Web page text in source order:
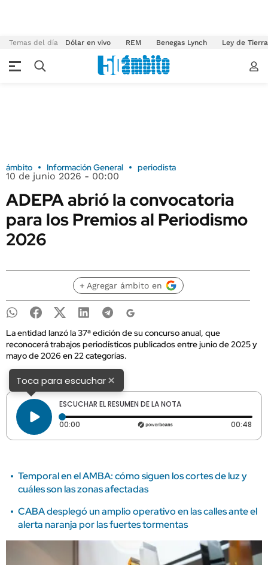
Temas del día Dólar en vivo REM Benegas Lynch Ley de
ámbito Información General periodista
10 de junio 2026 - 00:00
ADEPA abrió la convocatoria
para los Premios al Periodismo
2026
+ Agregar ámbito en
La entidad lanzó la 37ª edición de su concurso anual, que
reconocerá trabajos periodísticos publicados entre junio de 2025 y
mayo de 2026 en 22 categorías.
Toca para escuchar×
ESCUCHAR EL RESUMEN DE LA NOTA
00:00 Tiempo transcurrido: 0 segundos 00:48
Temporal en el AMBA: cómo siguen los cortes de luz y
cuáles son las zonas afectadas
CABA desplegó un amplio operativo en las calles ante el
alerta naranja por las fuertes tormentas